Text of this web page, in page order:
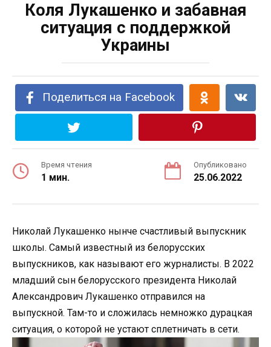
Коля Лукашенко и забавная
ситуация с поддержкой
Украины
Поделиться на Facebook
Время чтения
1 мин.
Опубликовано
25.06.2022
Николай Лукашенко нынче счастливый выпускник
школы. Самый известный из белорусских
выпускников, как называют его журналисты. В 2022
младший сын белорусского президента Николай
Александрович Лукашенко отправился на
выпускной. Там-то и сложилась немножко дурацкая
ситуация, о которой не устают сплетничать в сети.